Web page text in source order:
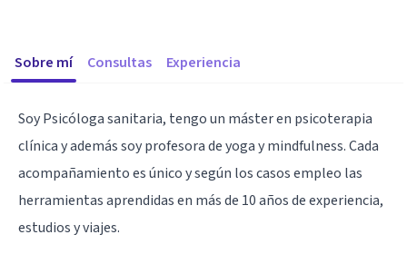
Sobre mí Consultas Experiencia
Soy Psicóloga sanitaria, tengo un máster en psicoterapia
clínica y además soy profesora de yoga y mindfulness. Cada
acompañamiento es único y según los casos empleo las
herramientas aprendidas en más de 10 años de experiencia,
estudios y viajes.